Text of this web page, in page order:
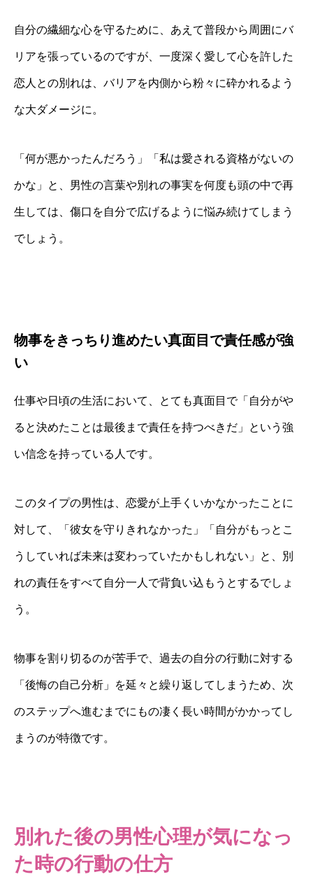
自分の繊細な心を守るために、あえて普段から周囲にバ
リアを張っているのですが、一度深く愛して心を許した
恋人との別れは、バリアを内側から粉々に砕かれるよう
な大ダメージに。
「何が悪かったんだろう」「私は愛される資格がないの
かな」と、男性の言葉や別れの事実を何度も頭の中で再
生しては、傷口を自分で広げるように悩み続けてしまう
でしょう。
物事をきっちり進めたい真面目で責任感が強
い
仕事や日頃の生活において、とても真面目で「自分がや
ると決めたことは最後まで責任を持つべきだ」という強
い信念を持っている人です。
このタイプの男性は、恋愛が上手くいかなかったことに
対して、「彼女を守りきれなかった」「自分がもっとこ
うしていれば未来は変わっていたかもしれない」と、別
れの責任をすべて自分一人で背負い込もうとするでしょ
う。
物事を割り切るのが苦手で、過去の自分の行動に対する
「後悔の自己分析」を延々と繰り返してしまうため、次
のステップへ進むまでにもの凄く長い時間がかかってし
まうのが特徴です。
別れた後の男性心理が気になっ
た時の行動の仕方